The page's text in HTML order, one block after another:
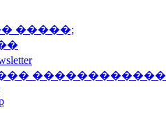
�����;
������������